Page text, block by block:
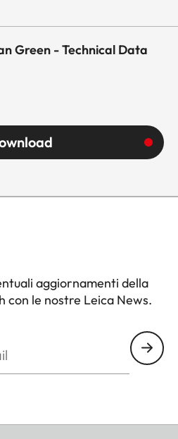
Green - Technical Data
aggiornamenti della
con le nostre Leica News.